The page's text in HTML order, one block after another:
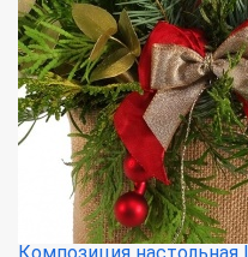
Композиция